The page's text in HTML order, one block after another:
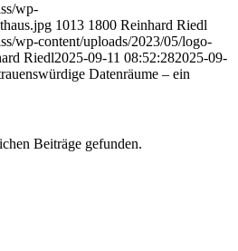
wp-
1013 1800 Reinhard Riedl
wp-content/uploads/2023/05/logo-
Riedl2025-09-11 08:52:282025-09-
Datenräume – ein
Beiträge gefunden.